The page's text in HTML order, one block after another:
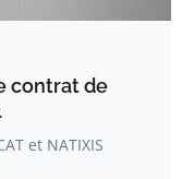
contrat de
et NATIXIS